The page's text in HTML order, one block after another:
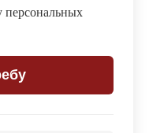
персональных